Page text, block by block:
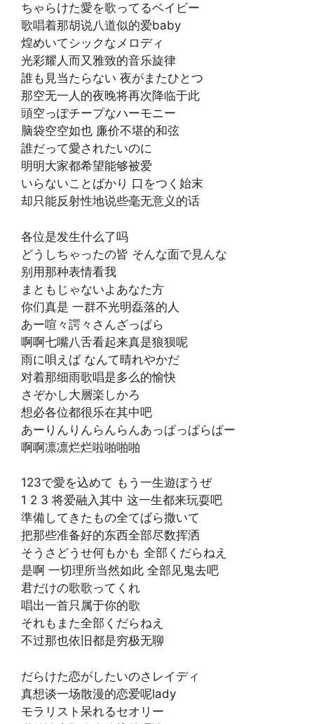
ちゃらけた愛を歌ってるベイビー
歌唱着那胡说八道似的爱baby
煌めいてシックなメロディ
光彩耀人而又雅致的音乐旋律
誰も見当たらない 夜がまたひとつ
那空无一人的夜晚将再次降临于此
頭空っぽチープなハーモニー
脑袋空空如也 廉价不堪的和弦
誰だって愛されたいのに
明明大家都希望能够被爱
いらないことばかり 口をつく始末
却只能反射性地说些毫无意义的话
各位是发生什么了吗
どうしちゃったの皆 そんな面で見んな
别用那种表情看我
まともじゃないよあなた方
你们真是 一群不光明磊落的人
あー喧々諤々さんざっぱら
啊啊七嘴八舌看起来真是狼狈呢
雨に唄えば なんて晴れやかだ
对着那细雨歌唱是多么的愉快
さぞかし大層楽しかろ
想必各位都很乐在其中吧
あーりんりんらんらんあっぱっぱらぱー
啊啊凛凛烂烂啦啪啪啪
123で愛を込めて もう一生遊ぼうぜ
1 2 3 将爱融入其中 这一生都来玩耍吧
準備してきたもの全てばら撒いて
把那些准备好的东西全部尽数挥洒
そうさどうせ何もかも 全部くだらねえ
是啊 一切理所当然如此 全部见鬼去吧
君だけの歌歌ってくれ
唱出一首只属于你的歌
それもまた全部くだらねえ
不过那也依旧都是穷极无聊
だらけた恋がしたいのさレイディ
真想谈一场散漫的恋爱呢lady
モラリスト呆れるセオリー